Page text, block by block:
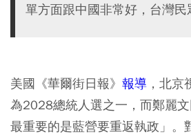
單方面跟中國非常好，台灣民
美國《華爾街日報》 報導 ，北
為2028總統人選之一，而鄭麗文
最重要的是藍營要重返執政」。